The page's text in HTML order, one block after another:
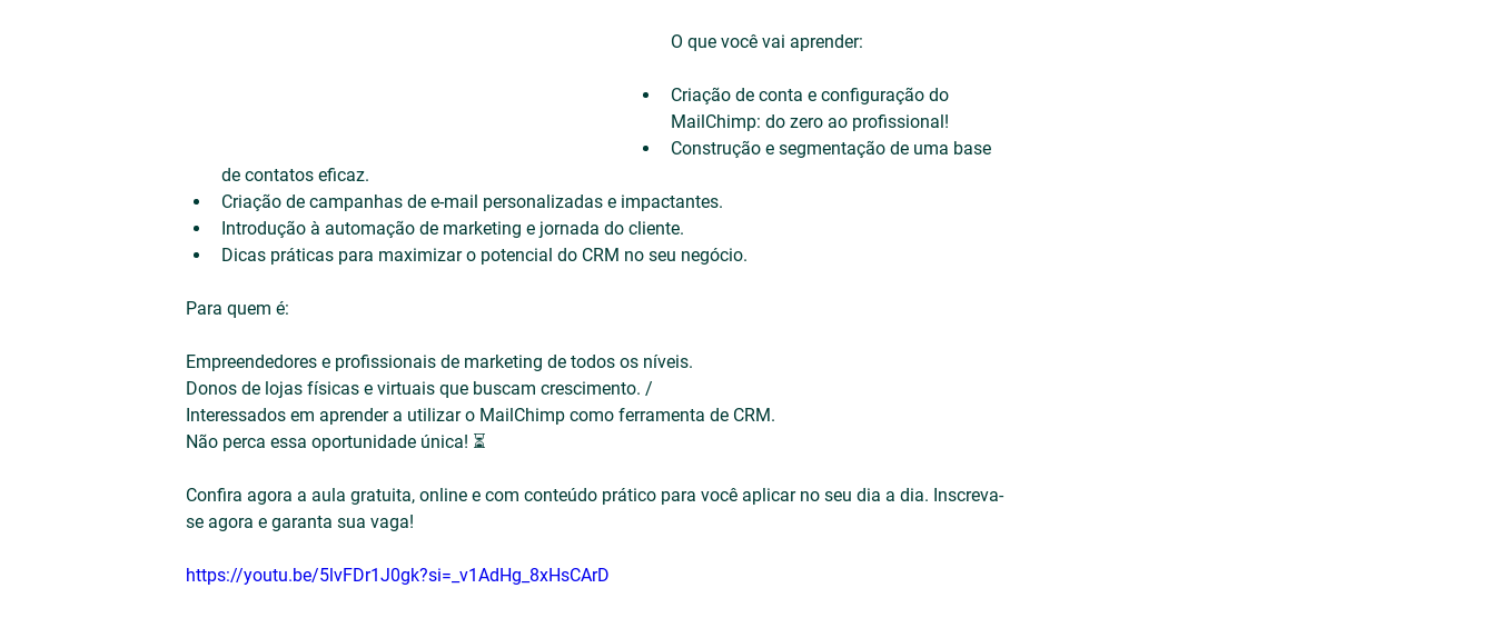
O que você vai aprender:
Criação de conta e configuração do
MailChimp: do zero ao profissional! ️
Construção e segmentação de uma base
de contatos eficaz.
Criação de campanhas de e-mail personalizadas e impactantes.
Introdução à automação de marketing e jornada do cliente.
Dicas práticas para maximizar o potencial do CRM no seu negócio.
Para quem é:
Empreendedores e profissionais de marketing de todos os níveis.
Donos de lojas físicas e virtuais que buscam crescimento. /
Interessados em aprender a utilizar o MailChimp como ferramenta de CRM.
Não perca essa oportunidade única! ⏳
Confira agora a aula gratuita, online e com conteúdo prático para você aplicar no seu dia a dia. Inscreva-
se agora e garanta sua vaga!
https://youtu.be/5lvFDr1J0gk?si=_v1AdHg_8xHsCArD